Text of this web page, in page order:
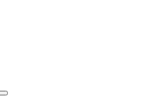
Αναζήτηση